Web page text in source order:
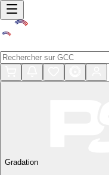
Gradation